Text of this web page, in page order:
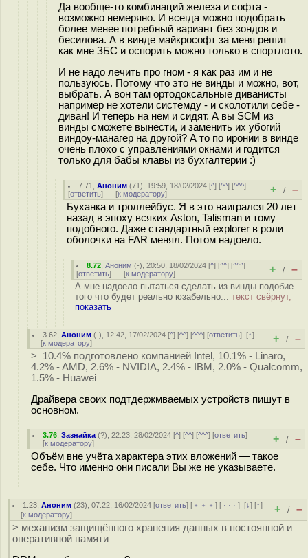
Да вообще-то комбинаций железа и софта -
возможно немеряно. И всегда можно подобрать
более менее потребный вариант без зондов и
бесилова. А в винде майкрософт за меня решит
как мне ЗБС и оспорить можно только в спортлото.
И не надо лечить про гном - я как раз им и не
пользуюсь. Потому что это не винды и можно, вот,
выбрать. А вон там ортодоксальные диванисты
например не хотели системду - и сколотили себе -
диван! И теперь на нем и сидят. А вы SСM из
винды сможете вынести, и заменить их убогий
виндоу-манагер на другой? А то по иронии в винде
очень плохо с управлениями окнами и годится
только для бабы клавы из бухгалтерии :)
7.71 ,Аноним (71), 19:59, 18/02/2024 [^] [^^] [^^^]
[ответить] [к модератору] + / –
Буханка и троллейбус. Я в это наигрался 20 лет
назад в эпоху всяких Aston, Talisman и тому
подобного. Даже стандартный explorer в роли
оболочки на FAR менял. Потом надоело.
8.72 ,Аноним (-), 20:50, 18/02/2024 [^] [^^] [^^^]
[ответить] [к модератору] + / –
А мне надоело пытаться сделать из винды подобие
того что будет реально юзабельно... текст свёрнут,
показать
3.62 ,Аноним (-), 12:42, 17/02/2024 [^] [^^] [^^^] [ответить][↑]
[к модератору] + / –
> 10.4% подготовлено компанией Intel, 10.1% - Linaro,
4.2% - AMD, 2.6% - NVIDIA, 2.4% - IBM, 2.0% - Qualcomm,
1.5% - Huawei
Драйвера своих подтдержмваемых устройств пишут в
основном.
3.76 ,Зазнайка (?), 22:23, 28/02/2024 [^] [^^] [^^^] [ответить]
[к модератору] + / –
Объём вне учёта характера этих вложений — такое
себе. Что именно они писали Вы же не указываете.
1.23 ,Аноним (23), 07:22, 16/02/2024 [ответить] [ ﹢﹢﹢] [ · · ·][↓] [↑]
[к модератору] + / –
> механизм защищённого хранения данных в постоянной и
оперативной памяти